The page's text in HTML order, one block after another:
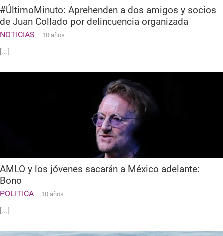
#ÚltimoMinuto: Aprehenden a dos amigos y socios
de Juan Collado por delincuencia organizada
NOTICIAS 10 años
[...]
AMLO y los jóvenes sacarán a México adelante:
Bono
POLITICA 10 años
[...]